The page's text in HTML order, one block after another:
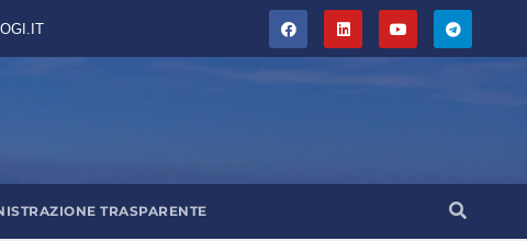
TRASPARENTE